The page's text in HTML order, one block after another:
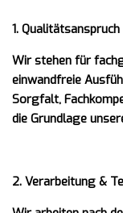
1. Qualitätsanspruch
Wir stehen für
einwandfreie
Sorgfalt,
die Grundlage
2. Verarbeitung &